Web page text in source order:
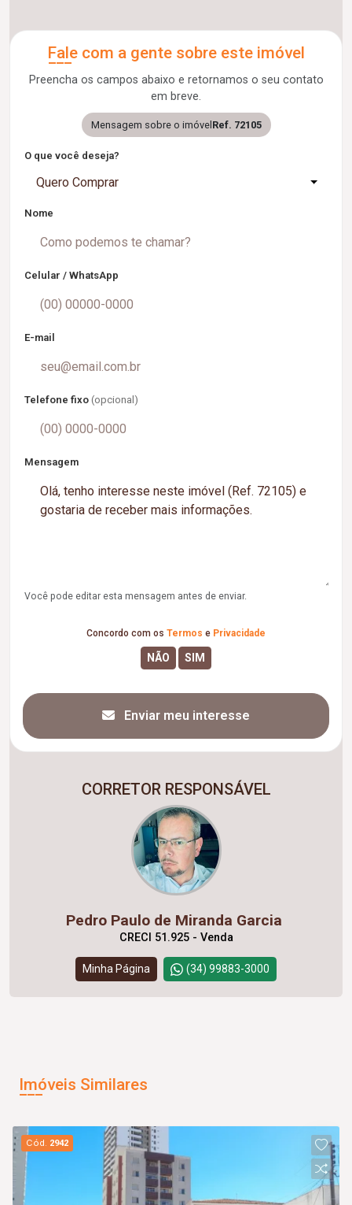
Fale com a gente sobre este imóvel
Preencha os campos abaixo e retornamos o seu contato
em breve.
Mensagem sobre o imóvel Ref. 72105
O que você deseja?
Quero Comprar
Nome
Celular / WhatsApp
E-mail
Telefone fixo (opcional)
Mensagem
Você pode editar esta mensagem antes de enviar.
Concordo com os Termos e Privacidade
Enviar meu interesse
CORRETOR RESPONSÁVEL
Pedro Paulo de Miranda Garcia
CRECI 51.925 - Venda
Minha Página (34) 99883-3000
Imóveis Similares
Cód. 2942